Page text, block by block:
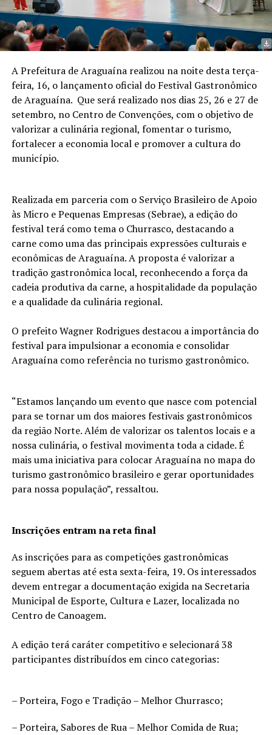
A Prefeitura de Araguaína realizou na noite desta terça-
feira, 16, o lançamento oficial do Festival Gastronômico
de Araguaína. Que será realizado nos dias 25, 26 e 27 de
setembro, no Centro de Convenções, com o objetivo de
valorizar a culinária regional, fomentar o turismo,
fortalecer a economia local e promover a cultura do
município.
Realizada em parceria com o Serviço Brasileiro de Apoio
às Micro e Pequenas Empresas (Sebrae), a edição do
festival terá como tema o Churrasco, destacando a
carne como uma das principais expressões culturais e
econômicas de Araguaína. A proposta é valorizar a
tradição gastronômica local, reconhecendo a força da
cadeia produtiva da carne, a hospitalidade da população
e a qualidade da culinária regional.
O prefeito Wagner Rodrigues destacou a importância do
festival para impulsionar a economia e consolidar
Araguaína como referência no turismo gastronômico.
“Estamos lançando um evento que nasce com potencial
para se tornar um dos maiores festivais gastronômicos
da região Norte. Além de valorizar os talentos locais e a
nossa culinária, o festival movimenta toda a cidade. É
mais uma iniciativa para colocar Araguaína no mapa do
turismo gastronômico brasileiro e gerar oportunidades
para nossa população”, ressaltou.
Inscrições entram na reta final
As inscrições para as competições gastronômicas
seguem abertas até esta sexta-feira, 19. Os interessados
devem entregar a documentação exigida na Secretaria
Municipal de Esporte, Cultura e Lazer, localizada no
Centro de Canoagem.
A edição terá caráter competitivo e selecionará 38
participantes distribuídos em cinco categorias:
– Porteira, Fogo e Tradição – Melhor Churrasco;
– Porteira, Sabores de Rua – Melhor Comida de Rua;